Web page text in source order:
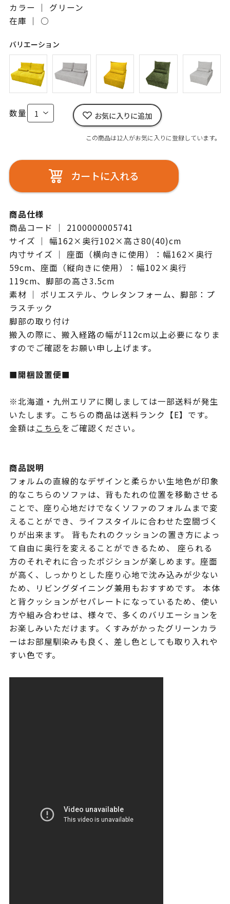
カラー ｜ グリーン
在庫 ｜ ○
バリエーション
数量 お気に入りに追加
この商品は12人がお気に入りに登録しています。
カートに入れる
商品仕様
商品コード ｜ 2100000005741
サイズ ｜ 幅162×奥行102×高さ80(40)cm
内寸サイズ ｜ 座面（横向きに使用）：幅162×奥行
59cm、座面（縦向きに使用）：幅102×奥行
119cm、脚部の高さ3.5cm
素材 ｜ ポリエステル、ウレタンフォーム、脚部：プ
ラスチック
脚部の取り付け
搬入の際に、搬入経路の幅が112cm以上必要になりま
すのでご確認をお願い申し上げます。
■開梱設置便■
※北海道・九州エリアに関しましては一部送料が発生
いたします。こちらの商品は送料ランク【E】です。
金額はこちらをご確認ください。
商品説明
フォルムの直線的なデザインと柔らかい生地色が印象
的なこちらのソファは、背もたれの位置を移動させる
ことで、座り心地だけでなくソファのフォルムまで変
えることができ、ライフスタイルに合わせた空間づく
りが出来ます。 背もたれのクッションの置き方によっ
て自由に奥行を変えることができるため、 座られる
方のそれぞれに合ったポジションが楽しめます。座面
が高く、しっかりとした座り心地で沈み込みが少ない
ため、リビングダイニング兼用もおすすめです。 本体
と背クッションがセパレートになっているため、使い
方や組み合わせは、様々で、多くのバリエーションを
お楽しみいただけます。くすみがかったグリーンカラ
ーはお部屋馴染みも良く、差し色としても取り入れや
すい色です。